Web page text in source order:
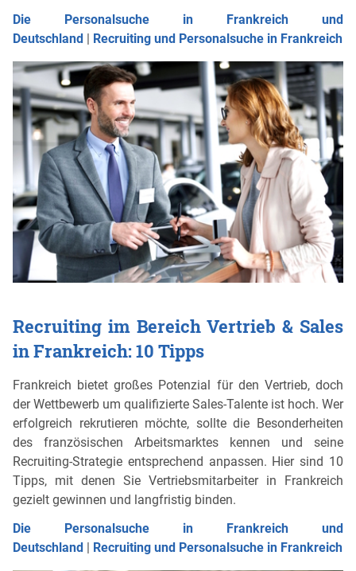
Die Personalsuche in Frankreich und
Deutschland
Recruiting und Personalsuche in Frankreich
Recruiting im Bereich Vertrieb & Sales
in Frankreich: 10 Tipps
Frankreich bietet großes Potenzial für den Vertrieb, doch
der Wettbewerb um qualifizierte Sales-Talente ist hoch. Wer
erfolgreich rekrutieren möchte, sollte die Besonderheiten
des französischen Arbeitsmarktes kennen und seine
Recruiting-Strategie entsprechend anpassen. Hier sind 10
Tipps, mit denen Sie Vertriebsmitarbeiter in Frankreich
gezielt gewinnen und langfristig binden.
Die Personalsuche in Frankreich und
Deutschland | Recruiting und Personalsuche in Frankreich